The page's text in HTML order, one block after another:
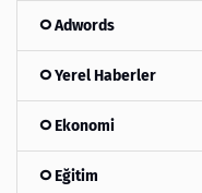
Adwords
Yerel Haberler
Ekonomi
Eğitim